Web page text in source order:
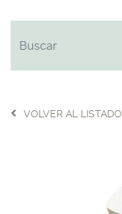
VOLVER AL LISTADO